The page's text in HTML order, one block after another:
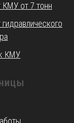
КМУ от 7 тонн
КМУ